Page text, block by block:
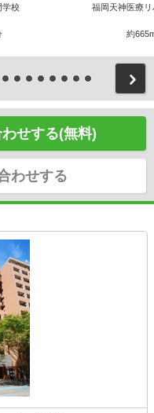
学校 福岡天神医療
約
せする(無料)
わせする